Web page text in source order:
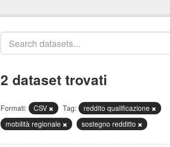
2 dataset trovati
Formati: CSV Tag:
reddito qualificazione
mobilità regionale
sostegno redditto